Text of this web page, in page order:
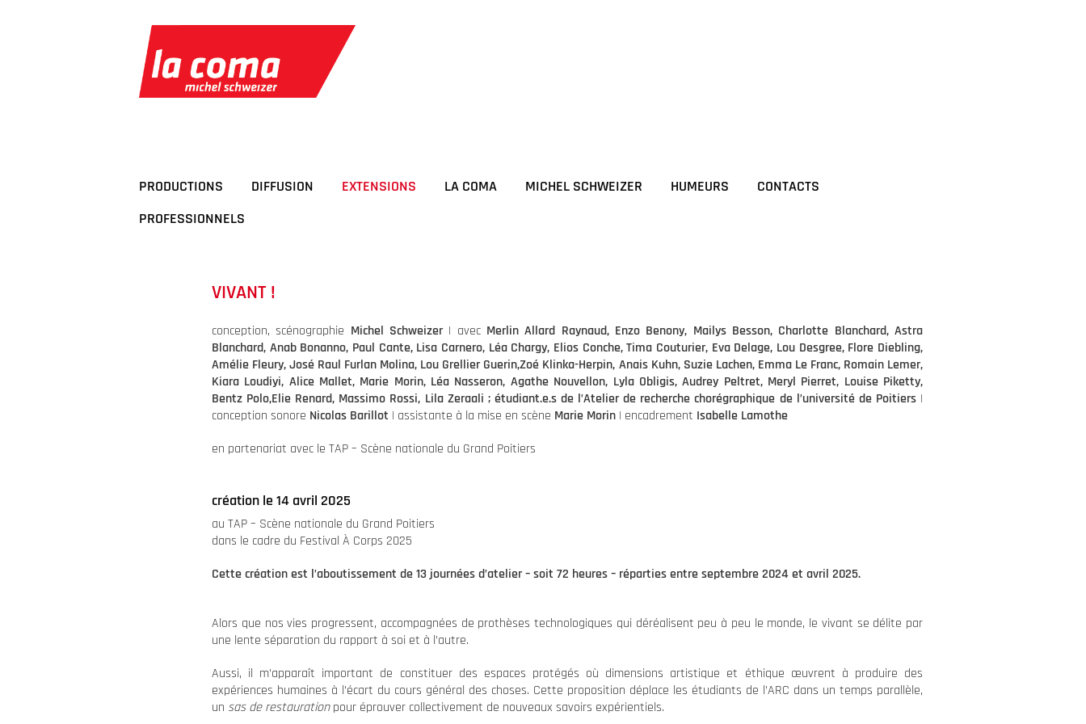
PRODUCTIONS DIFFUSION EXTENSIONS LA COMA MICHEL SCHWEIZER HUMEURS
CONTACTS
PROFESSIONNELS
VIVANT !
conception, scénographie Michel Schweizer | avecMerlin Allard Raynaud, Enzo Benony, Mailys Besson, Charlotte Blanchard, Astra
Blanchard, Anab Bonanno, Paul Cante, Lisa Carnero, Léa Chargy, Elios Conche, Tima Couturier, Eva Delage, Lou Desgree, Flore Diebling,
Amélie Fleury, José Raul Furlan Molina, Lou Grellier Guerin,Zoé Klinka-Herpin, Anais Kuhn, Suzie Lachen, Emma Le Franc, Romain Lemer,
Kiara Loudiyi, Alice Mallet, Marie Morin, Léa Nasseron, Agathe Nouvellon, Lyla Obligis, Audrey Peltret, Meryl Pierret, Louise Piketty,
Bentz Polo,Elie Renard, Massimo Rossi, Lila Zeraali ; étudiant.e.s de l’Atelier de recherche chorégraphique de l’université de Poitiers |
conception sonore Nicolas Barillot | assistante à la mise en scène Marie Morin | encadrement Isabelle Lamothe
en partenariat avec le TAP – Scène nationale du Grand Poitiers
création le 14 avril 2025
au TAP – Scène nationale du Grand Poitiers
dans le cadre du Festival À Corps 2025
Cette création est l’aboutissement de 13 journées d’atelier – soit 72 heures – réparties entre septembre 2024 et avril 2025.
Alors que nos vies progressent, accompagnées de prothèses technologiques qui déréalisent peu à peu le monde, le vivant se délite par
une lente séparation du rapport à soi et à l’autre.
Aussi, il m’apparaît important de constituer des espaces protégés où dimensions artistique et éthique œuvrent à produire des
expériences humaines à l’écart du cours général des choses. Cette proposition déplace les étudiants de l’ARC dans un temps parallèle,
un sas de restaurationpour éprouver collectivement de nouveaux savoirs expérientiels.